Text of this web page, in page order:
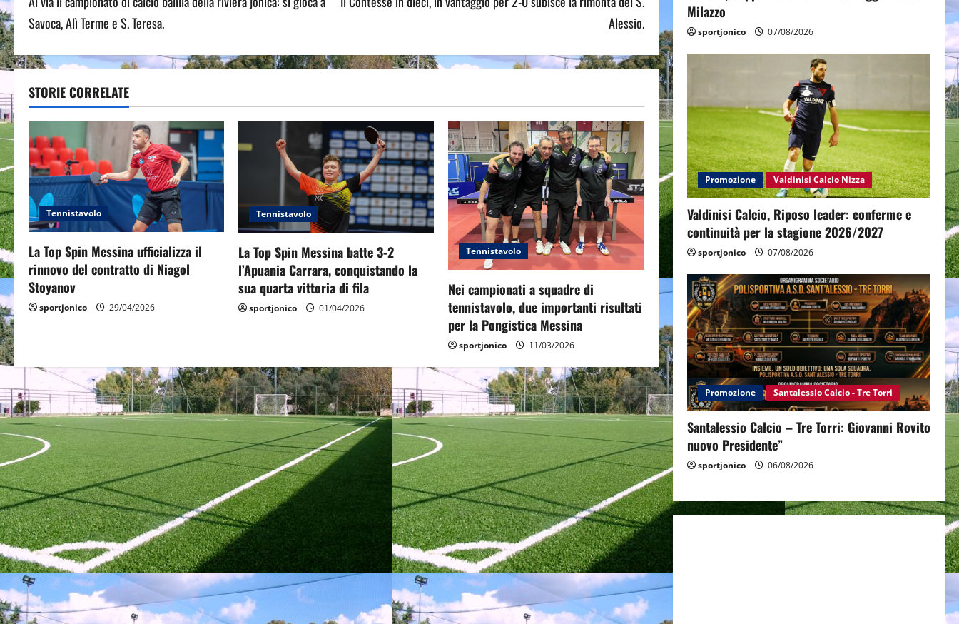
o
t
n
a
v
i
g
a
t
i
n
Savoca, Alì Terme e S. Teresa.
Alessio.
STORIE CORRELATE
Tennistavolo
La Top Spin Messina ufficializza il
rinnovo del contratto di Niagol
Stoyanov
sportjonico 29/04/2026
Tennistavolo
La Top Spin Messina batte 3-2
l’Apuania Carrara, conquistando la
sua quarta vittoria di fila
sportjonico 01/04/2026
Tennistavolo
Nei campionati a squadre di
tennistavolo, due importanti risultati
per la Pongistica Messina
sportjonico 11/03/2026
Milazzo
sportjonico 07/08/2026
Promozione Valdinisi Calcio Nizza
Valdinisi Calcio, Riposo leader: conferme e
continuità per la stagione 2026/2027
sportjonico 07/08/2026
Promozione Santalessio Calcio - Tre Torri
Santalessio Calcio – Tre Torri: Giovanni Rovito
nuovo Presidente”
sportjonico 06/08/2026